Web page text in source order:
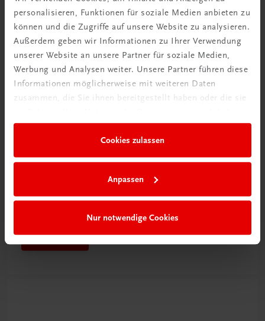
personalisieren, Funktionen für soziale Medien anbieten zu
können und die Zugriffe auf unsere Website zu analysieren.
Außerdem geben wir Informationen zu Ihrer Verwendung
unserer Website an unsere Partner für soziale Medien,
Werbung und Analysen weiter. Unsere Partner führen diese
Informationen möglicherweise mit weiteren Daten
zusammen, die Sie ihnen bereitgestellt haben oder die sie
Cookies zulassen
Anpassen
Nur notwendige Cookies
Mehr dazu
Schon entdeckt?
Ratgeber Schulpraxis